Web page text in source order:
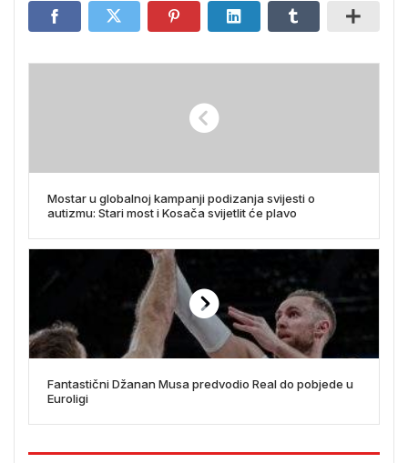
Mostar u globalnoj kampanji podizanja svijesti o
autizmu: Stari most i Kosača svijetlit će plavo
Fantastični Džanan Musa predvodio Real do pobjede u
Euroligi